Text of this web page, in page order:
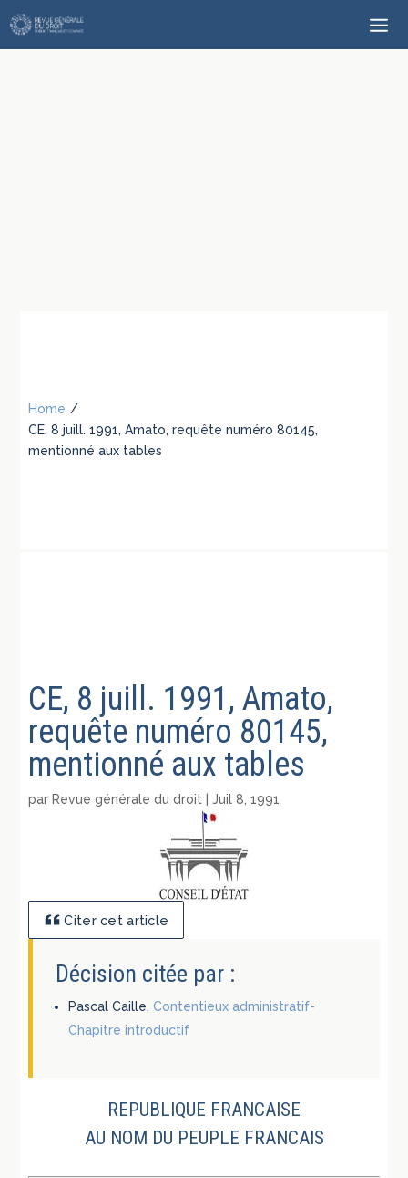
Home /
CE, 8 juill. 1991, Amato, requête numéro 80145,
mentionné aux tables
CE, 8 juill. 1991, Amato,
requête numéro 80145,
mentionné aux tables
par Revue générale du droit |Juil 8, 1991
Citer cet article
Décision citée par :
Pascal Caille,Contentieux administratif-
Chapitre introductif
REPUBLIQUE FRANCAISE
AU NOM DU PEUPLE FRANCAIS